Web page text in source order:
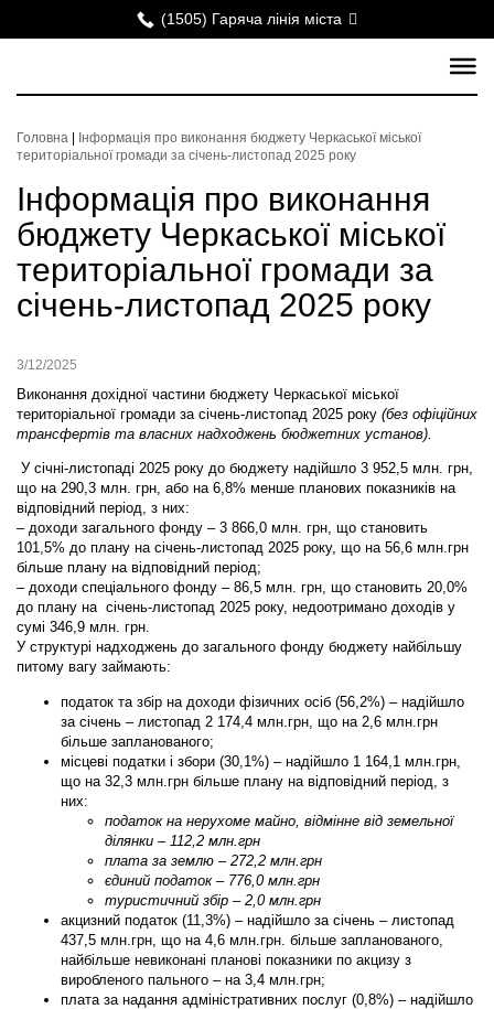
(1505) Гаряча лінія міста
Головна
Інформація про виконання бюджету Черкаської міської
територіальної громади за січень-листопад 2025 року
Інформація про виконання
бюджету Черкаської міської
територіальної громади за
січень-листопад 2025 року
3/12/2025
Виконання дохідної частини бюджету Черкаської міської
територіальної громади за січень-листопад 2025 року (без офіційних
трансфертів та власних надходжень бюджетних установ).
У січні-листопаді 2025 року до бюджету надійшло 3 952,5 млн. грн,
що на 290,3 млн. грн, або на 6,8% менше планових показників на
відповідний період, з них:
– доходи загального фонду – 3 866,0 млн. грн, що становить
101,5% до плану на січень-листопад 2025 року, що на 56,6 млн.грн
більше плану на відповідний період;
– доходи спеціального фонду – 86,5 млн. грн, що становить 20,0%
до плану на січень-листопад 2025 року, недоотримано доходів у
сумі 346,9 млн. грн.
У структурі надходжень до загального фонду бюджету найбільшу
питому вагу займають:
податок та збір на доходи фізичних осіб (56,2%) – надійшло
за січень – листопад 2 174,4 млн.грн, що на 2,6 млн.грн
більше запланованого;
місцеві податки і збори (30,1%) – надійшло 1 164,1 млн.грн,
що на 32,3 млн.грн більше плану на відповідний період, з
них:
податок на нерухоме майно, відмінне від земельної
ділянки – 112,2 млн.грн
плата за землю – 272,2 млн.грн
єдиний податок – 776,0 млн.грн
туристичний збір – 2,0 млн.грн
акцизний податок (11,3%) – надійшло за січень – листопад
437,5 млн.грн, що на 4,6 млн.грн. більше запланованого,
найбільше невиконані планові показники по акцизу з
виробленого пального – на 3,4 млн.грн;
плата за надання адміністративних послуг (0,8%) – надійшло